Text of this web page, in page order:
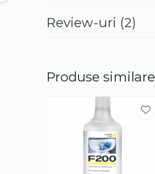
Review-uri (2)
Produse similare